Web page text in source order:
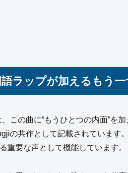
ラップが加えるもう
この曲に“もうひとつの内面”を
の共作として記載されています
重要な声として機能しています。